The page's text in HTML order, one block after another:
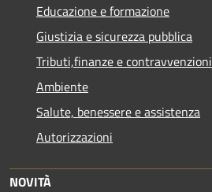
Educazione e formazione
Giustizia e sicurezza pubblica
Tributi,finanze e contravvenzioni
Ambiente
Salute, benessere e assistenza
Autorizzazioni
NOVITÀ